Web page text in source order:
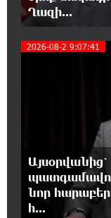
դատավարությունը
Մեր
Նարեկ
Ղազի...
2026-08-2 9:07:41
նոր
հ...